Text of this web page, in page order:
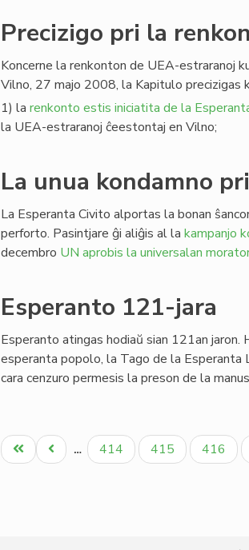
Precizigo pri la
Koncerne la renkonton de UEA-estraranoj
Vilno, 27 majo 2008, la Kapitulo precizigas
1) la renkonto estis iniciatita de la
la UEA-estraranoj ĉeestontaj en Vilno;
La unua kondamno
La Esperanta Civito alportas la bonan
perforto. Pasintjare ĝi aliĝis al la kampanjo
decembro UN aprobis la universalan
Esperanto 121-jara
Esperanto atingas hodiaŭ sian 121an
esperanta popolo, la Tago de la Esperanta
cara cenzuro permesis la preson de la
Pagination
Unua
paĝo
Antaŭa
paĝo
… Paĝo
414 Paĝo
415 Paĝo
416